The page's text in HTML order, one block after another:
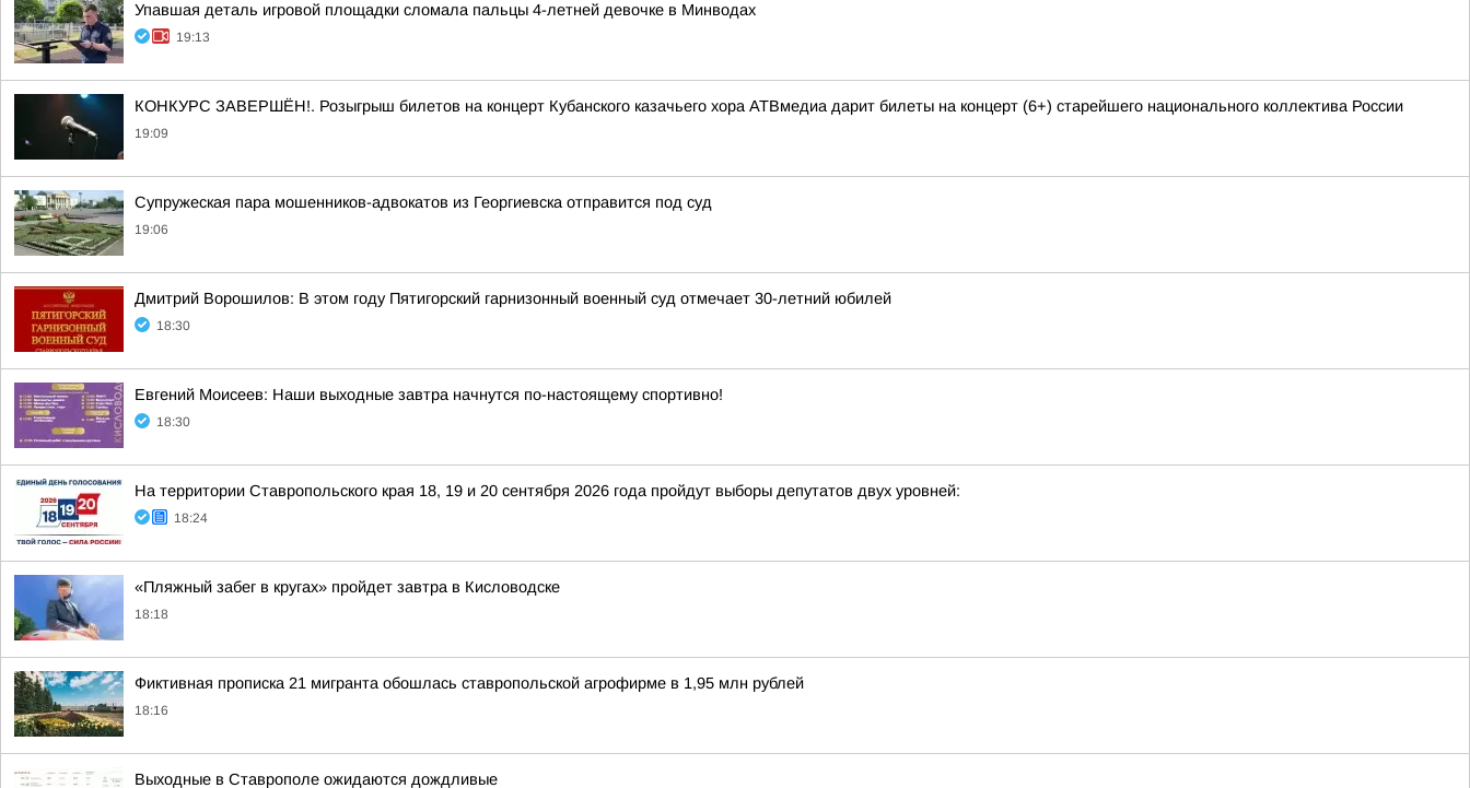
Упавшая деталь игровой площадки сломала пальцы 4-летней девочке в Минводах
19:13
КОНКУРС ЗАВЕРШЁН!. Розыгрыш билетов на концерт Кубанского казачьего хора АТВмедиа дарит билеты на концерт (6+) старейшего национального коллектива России
19:09
Супружеская пара мошенников-адвокатов из Георгиевска отправится под суд
19:06
Дмитрий Ворошилов: В этом году Пятигорский гарнизонный военный суд отмечает 30-летний юбилей
18:30
Евгений Моисеев: Наши выходные завтра начнутся по-настоящему спортивно!
18:30
На территории Ставропольского края 18, 19 и 20 сентября 2026 года пройдут выборы депутатов двух уровней:
18:24
«Пляжный забег в кругах» пройдет завтра в Кисловодске
18:18
Фиктивная прописка 21 мигранта обошлась ставропольской агрофирме в 1,95 млн рублей
18:16
Выходные в Ставрополе ожидаются дождливые